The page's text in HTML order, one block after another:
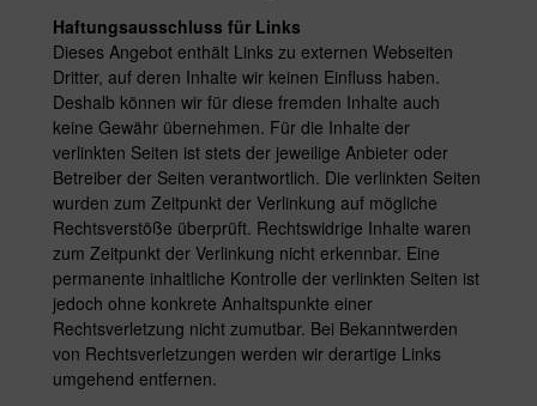
Haftungsausschluss für Links
Dieses Angebot enthält Links zu externen Webseiten
Dritter, auf deren Inhalte wir keinen Einfluss haben.
Deshalb können wir für diese fremden Inhalte auch
keine Gewähr übernehmen. Für die Inhalte der
verlinkten Seiten ist stets der jeweilige Anbieter oder
Betreiber der Seiten verantwortlich. Die verlinkten Seiten
wurden zum Zeitpunkt der Verlinkung auf mögliche
Rechtsverstöße überprüft. Rechtswidrige Inhalte waren
zum Zeitpunkt der Verlinkung nicht erkennbar. Eine
permanente inhaltliche Kontrolle der verlinkten Seiten ist
jedoch ohne konkrete Anhaltspunkte einer
Rechtsverletzung nicht zumutbar. Bei Bekanntwerden
von Rechtsverletzungen werden wir derartige Links
umgehend entfernen.